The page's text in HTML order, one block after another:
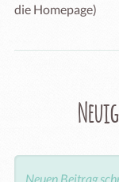
die Homepage)